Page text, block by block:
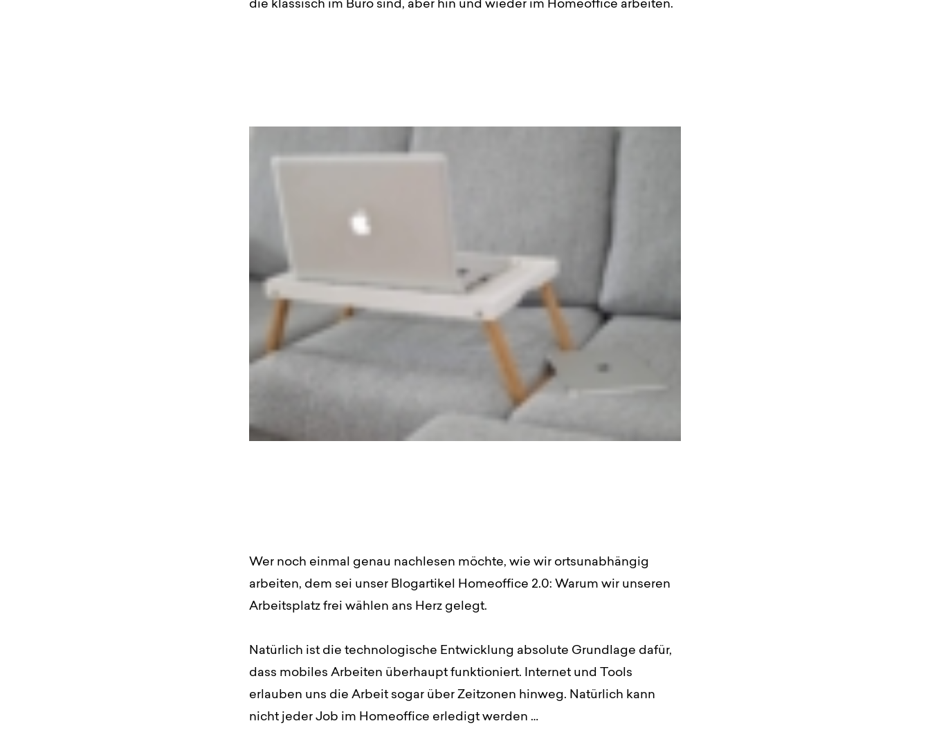
die klassisch im Büro sind, aber hin und wieder im Homeoffice arbeiten.
Wer noch einmal genau nachlesen möchte, wie wir ortsunabhängig
arbeiten, dem sei unser Blogartikel Homeoffice 2.0: Warum wir unseren
Arbeitsplatz frei wählen ans Herz gelegt.
Natürlich ist die technologische Entwicklung absolute Grundlage dafür,
dass mobiles Arbeiten überhaupt funktioniert. Internet und Tools
erlauben uns die Arbeit sogar über Zeitzonen hinweg. Natürlich kann
nicht jeder Job im Homeoffice erledigt werden …